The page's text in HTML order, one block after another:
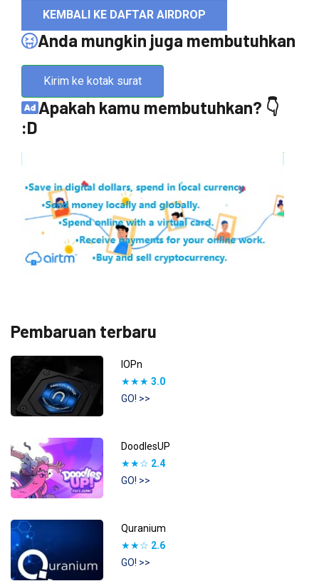
KEMBALI KE DAFTAR AIRDROP
Anda mungkin juga membutuhkan
Kirim ke kotak surat
Apakah kamu membutuhkan? 👇
:D
Pembaruan terbaru
IOPn
★★★ 3.0
GO! >>
DoodlesUP
★★☆ 2.4
GO! >>
Quranium
★★☆ 2.6
GO! >>